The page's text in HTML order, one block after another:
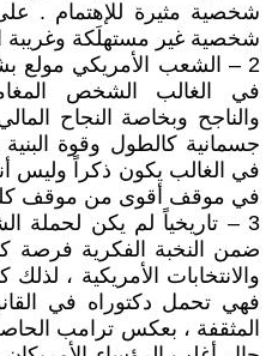
شخصية مثيرة للإهتمام .
شخصية غير مستهلَكة وغريبة
2 – الشعب الأمريكي مولع
في الغالب الشخص
والناجح وبخاصة النجاح
جسمانية كالطول وقوة
في الغالب يكون ذكراً وليس
في موقف أقوى من موقف
3 – تاريخياً لم يكن لحملة
ضمن النخبة الفكرية فرصة
والانتخابات الأمريكية ،
فهي تحمل دكتوراه في
المثقفة ، بعكس ترامب